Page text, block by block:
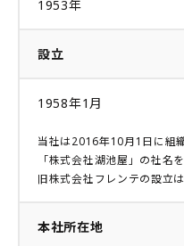
1953年
設立
1958年1月
当社は2016年10月1日に組
「株式会社湖池屋」の社名
旧株式会社フレンテの設立
本社所在地